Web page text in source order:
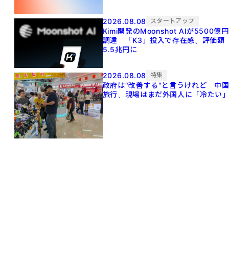
2026.08.08 スタートアップ
Kimi開発のMoonshot AIが5500億円
調達 「K3」投入で存在感、評価額
5.5兆円に
2026.08.08 特集
政府は"改善する"と言うけれど 中国
旅行、現場はまだ外国人に「冷たい